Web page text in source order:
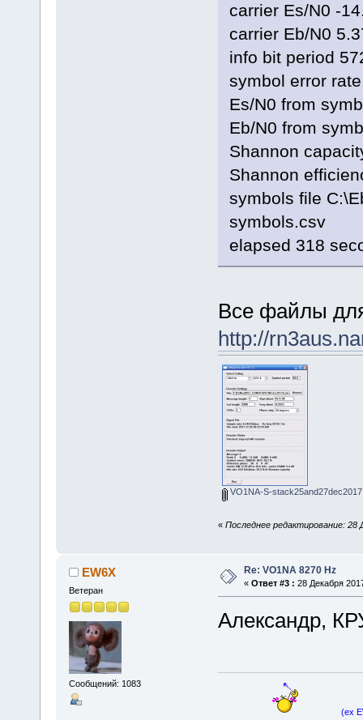
carrier Es/N0 -
carrier Eb/N0
info bit period
symbol error
Es/N0 from
Eb/N0 from
Shannon
Shannon
symbols file
symbols.csv
elapsed 318
Все файлы
http://
VO1NA-S-
« Последнее редактирование: 28
EW6X
Ветеран
Сообщений: 1083
Re: VO1NA 8270 Hz
« Ответ #3 : 28 Декабря
Александр,
(ex